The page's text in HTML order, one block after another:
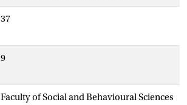
37
9
Faculty of Social and Behavioural Sciences